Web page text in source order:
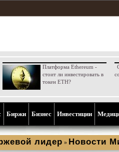
Платформа Ethereum -
стоит ли инвестировать в
токен ETH?
Биржи Бизнес Инвестиции
лидер » Новости